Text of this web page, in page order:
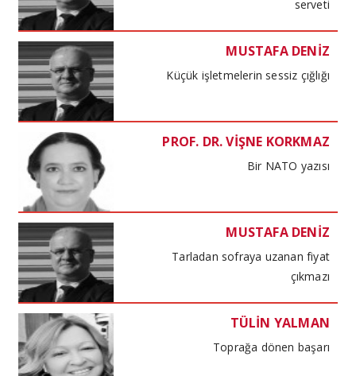
serveti
MUSTAFA DENİZ
Küçük işletmelerin sessiz çığlığı
PROF. DR. VİŞNE KORKMAZ
Bir NATO yazısı
MUSTAFA DENİZ
Tarladan sofraya uzanan fiyat
çıkmazı
TÜLİN YALMAN
Toprağa dönen başarı